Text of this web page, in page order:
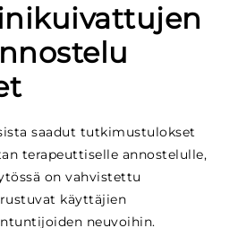
saadut tutkimustulokset
terapeuttiselle annostelulle,
on vahvistettu
käyttäjien
neuvoihin.